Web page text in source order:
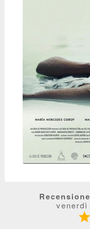
Recensione
venerdì
